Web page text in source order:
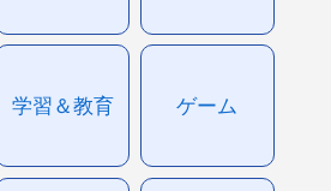
学習＆教育 ゲーム